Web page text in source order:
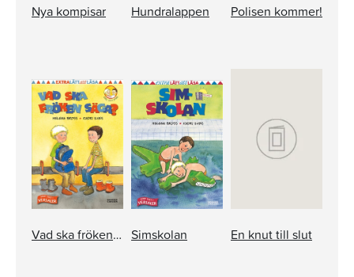
Nya kompisar Hundralappen Polisen kommer!
Vad ska fröken säga? Simskolan En knut till slut